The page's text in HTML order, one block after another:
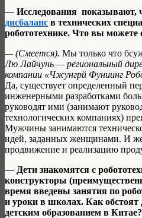
— Исследования показывают,
дисбаланс в технических
робототехнике. Что вы можете
— (Смеется). Мы только что
Лю Лайчунь — региональный
компании «Чжунгрй Фуниинг
Да, существует определенный
инженерными разработками
руководят ими (занимают
технологических компаниях)
Мужчины занимаются
идей, заданных женщинами. И
продвижение и реализацию
— Дети знакомятся с
конструкторы
время введены занятия по
и уроки в школах. Как обстоят
детским образованием в Китае?